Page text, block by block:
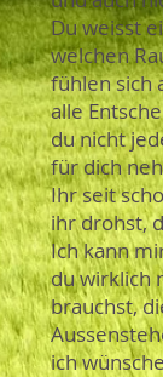
Du weisst
welchen
fühlen sich
alle
du nicht
für dich
Ihr seit
ihr drohst,
Ich kann
du wirklich
brauchst,
ich